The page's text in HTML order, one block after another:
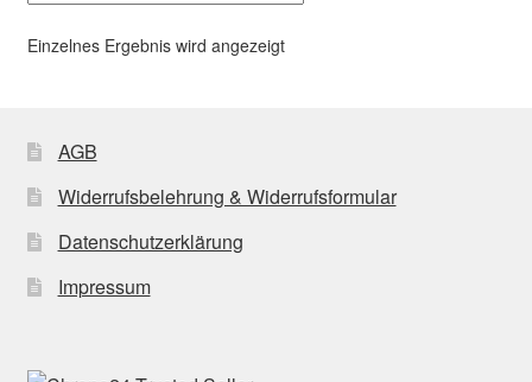
Einzelnes Ergebnis wird angezeigt
AGB
Widerrufsbelehrung & Widerrufsformular
Datenschutzerklärung
Impressum